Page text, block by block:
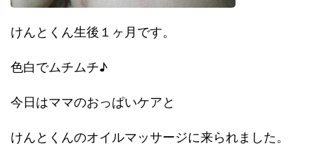
けんとくん生後１ヶ月です。
色白でムチムチ♪
今日はママのおっぱいケアと
けんとくんのオイルマッサージに来られました。